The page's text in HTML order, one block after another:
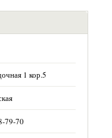
1 кор.5
79-70